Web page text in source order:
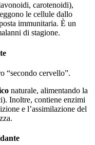
carotenoidi),
le cellule dallo
immunitaria. È un
di stagione.
“secondo cervello”.
naturale, alimentando la
Inoltre, contiene enzimi
e l’assimilazione del